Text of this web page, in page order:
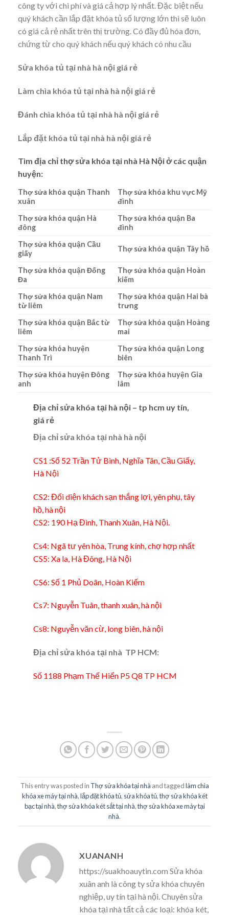
công ty với chi phí và giá cả hợp lý nhất. Đặc biệt nếu
quý khách cần lắp đặt khóa tủ số lượng lớn thì sẽ luôn
có giá cả rẻ nhất trên thị trường. Có đầy đủ hóa đơn,
chứng từ cho quý khách nếu quý khách có nhu cầu
Sửa khóa tủ tại nhà hà nội giá rẻ
Làm chìa khóa tủ tại nhà hà nội giá rẻ
Đánh chìa khóa tủ tại nhà hà nội giá rẻ
Lắp đặt khóa tủ tại nhà hà nội giá rẻ
Tìm địa chỉ thợ sửa khóa tại nhà Hà Nội ở các quận
huyện:
Thợ sửa khóa quận Thanh
xuân
Thợ sửa khóa khu vực Mỹ
đình
Thợ sửa khóa quận Hà
đông
Thợ sửa khóa quận Ba
đình
Thợ sửa khóa quận Cầu
giấy
Thợ sửa khóa quận Tây hồ
Thợ sửa khóa quận Đống
Đa
Thợ sửa khóa quận Hoàn
kiếm
Thợ sửa khóa quận Nam
từ liêm
Thợ sửa khóa quận Hai bà
trưng
Thợ sửa khóa quận Bắc từ
liêm
Thợ sửa khóa quận Hoàng
mai
Thợ sửa khóa huyện
Thanh Trì
Thợ sửa khóa quận Long
biên
Thợ sửa khóa huyện Đông
anh
Thợ sửa khóa huyện Gia
lâm
Địa chỉ sửa khóa tại hà nội – tp hcm uy tín,
giá rẻ
Địa chỉ sửa khóa tại nhà hà nội
CS1 :Số 52 Trần Tử Bình, Nghĩa Tân, Cầu Giấy,
Hà Nội
CS2: Đối diện khách sạn thắng lợi, yên phụ, tây
hồ, hà nội
CS2: 190 Hạ Đình, Thanh Xuân, Hà Nội.
Cs4: Ngã tư yên hòa, Trung kính, chợ hợp nhất
CS5: Xa la, Hà Đông, Hà Nội
CS6: Số 1 Phủ Doãn, Hoàn Kiếm
Cs7: Nguyễn Tuân, thanh xuân, hà nội
Cs8: Nguyễn văn cừ, long biên, hà nội
Địa chỉ sửa khóa tại nhà TP HCM:
Số 1188 Phạm Thế Hiển P5 Q8 TP HCM
This entry was posted in Thợ sửa khóa tại nhà and taggedlàm chìa
khóa xe máy tại nhà,lắp đặt khóa tủ, sửa khóa tủ,thợ sửa khóa két
bạc tại nhà,thợ sửa khóa két sắt tại nhà,thợ sửa khóa xe máy tại
nhà.
XUANANH
https://suakhoauytin.com Sửa khóa
xuân anh là công ty sửa khóa chuyên
nghiệp, uy tín tại hà nội. Chuyên sửa
khóa tại nhà tất cả các loại: khóa két,